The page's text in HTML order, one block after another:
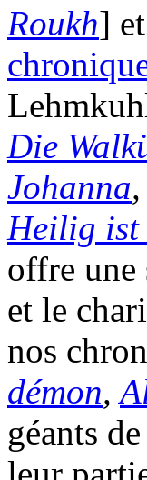
Roukh]
Die
Johanna,
Heilig ist
offre une
et le
nos
démon,
géants